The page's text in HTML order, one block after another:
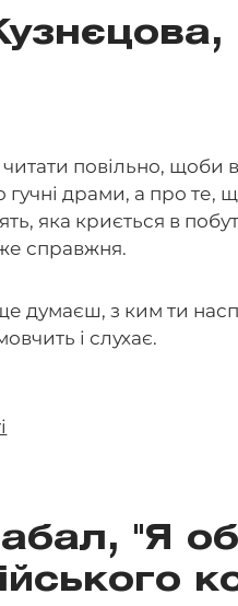
повільно, щоби
гучні драми, а про те,
яка криється в
справжня.
думаєш, з ким ти
і слухає.
"Я